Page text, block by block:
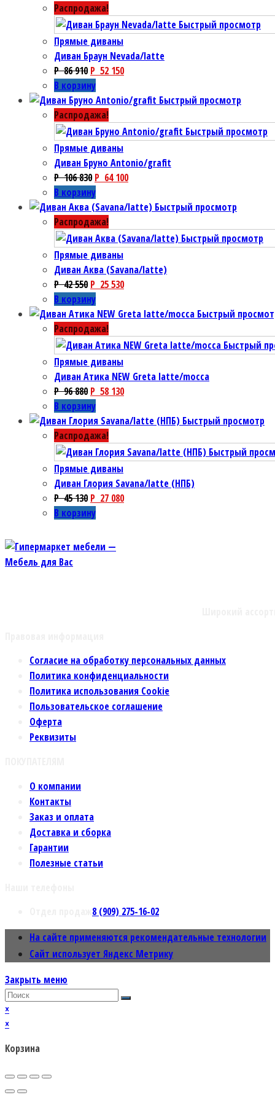
Распродажа!
Быстрый просмотр
Прямые диваны
Диван Браун Nevada/latte
P86 910 P 52 150
В корзину
Быстрый просмотр
Распродажа!
Быстрый просмотр
Прямые диваны
Диван Бруно Antonio/grafit
P106 830 P 64 100
В корзину
Быстрый просмотр
Распродажа!
Быстрый просмотр
Прямые диваны
Диван Аква (Savana/latte)
P42 550 P 25 530
В корзину
Быстрый
Распродажа!
Быстрый
Прямые диваны
Диван Атика NEW Greta latte/mocca
P96 880 P 58 130
В корзину
Быстрый просмотр
Распродажа!
Быстрый
Прямые диваны
Диван Глория Savana/latte (НПБ)
P45 130 P 27 080
В корзину
Согласие на обработку персональных данных
Политика конфиденциальности
Политика использования Cookie
Пользовательское соглашение
Оферта
Реквизиты
О компании
Контакты
Заказ и оплата
Доставка и сборка
Гарантии
Полезные статьи
8 (909) 275-16-02
На сайте применяются рекомендательные технологии
Сайт использует Яндекс Метрику
Закрыть меню
×
×
Корзина